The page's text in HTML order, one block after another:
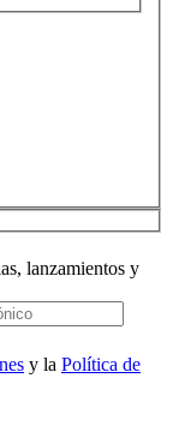
lanzamientos y
y la Política de